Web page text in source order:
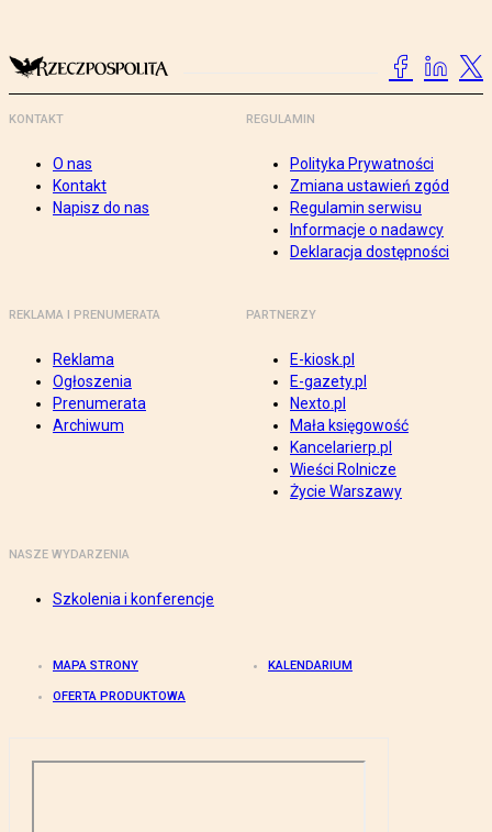
KONTAKT
O nas
Kontakt
Napisz do nas
REGULAMIN
Polityka Prywatności
Zmiana ustawień zgód
Regulamin serwisu
Informacje o nadawcy
Deklaracja dostępności
REKLAMA I PRENUMERATA
Reklama
Ogłoszenia
Prenumerata
Archiwum
PARTNERZY
E-kiosk.pl
E-gazety.pl
Nexto.pl
Mała księgowość
Kancelarierp.pl
Wieści Rolnicze
Życie Warszawy
NASZE WYDARZENIA
Szkolenia i konferencje
MAPA STRONY KALENDARIUM
OFERTA PRODUKTOWA